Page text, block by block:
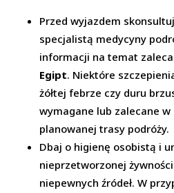
Przed wyjazdem
specjalistą medycyny
informacji na temat
Egipt. Niektóre
żółtej febrze czy duru
wymagane lub zalecane w
planowanej trasy podróży.
Dbaj o higienę osobistą i
nieprzetworzonej
niepewnych źródeł. W